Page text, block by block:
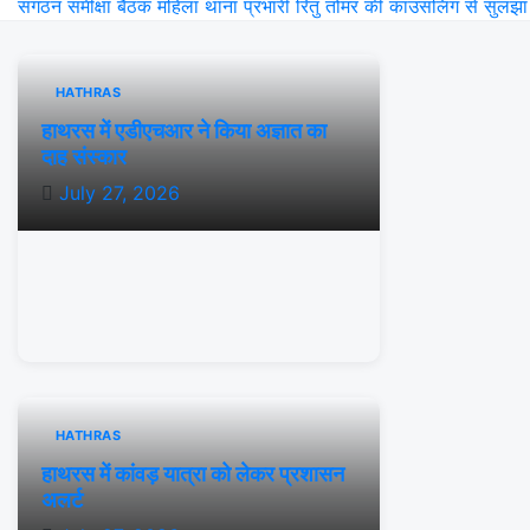
संगठन समीक्षा बैठक महिला थाना प्रभारी रितु तोमर की काउंसलिंग से सुलझा
HATHRAS
हाथरस में एडीएचआर ने किया अज्ञात का
दाह संस्कार
July 27, 2026
HATHRAS
हाथरस में कांवड़ यात्रा को लेकर प्रशासन
अलर्ट